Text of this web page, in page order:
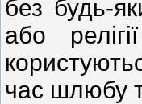
без будь-
або
час шлюбу